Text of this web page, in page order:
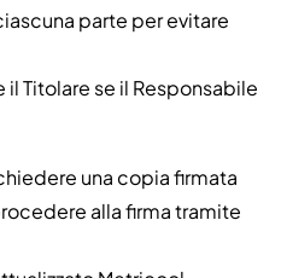
parte per evitare
Titolare se il Responsabile
una copia firmata
alla firma tramite